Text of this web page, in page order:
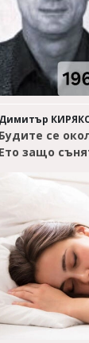
Димитър
Будите се
Ето защо